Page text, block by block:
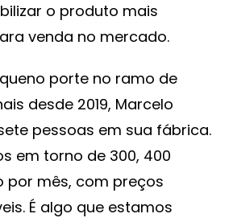
o produto mais
venda no mercado.
porte no ramo de
desde 2019, Marcelo
pessoas em sua fábrica.
em torno de 300, 400
por mês, com preços
É algo que estamos